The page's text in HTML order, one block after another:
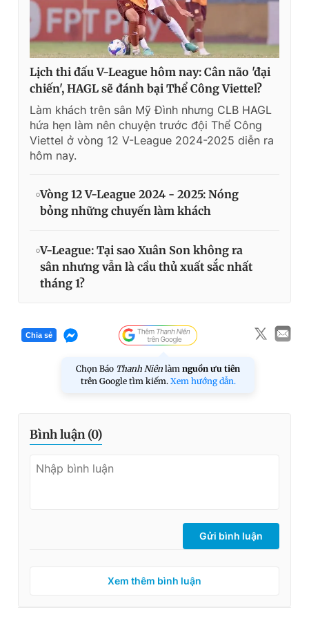
Lịch thi đấu V-League hôm nay: Cân não 'đại
chiến', HAGL sẽ đánh bại Thể Công Viettel?
Làm khách trên sân Mỹ Đình nhưng CLB HAGL
hứa hẹn làm nên chuyện trước đội Thể Công
Viettel ở vòng 12 V-League 2024-2025 diễn ra
hôm nay.
Vòng 12 V-League 2024 - 2025: Nóng
bỏng những chuyến làm khách
V-League: Tại sao Xuân Son không ra
sân nhưng vẫn là cầu thủ xuất sắc nhất
tháng 1?
Chia sẻ
Chọn Báo Thanh Niên làm nguồn ưu tiên
trên Google tìm kiếm. Xem hướng dẫn.
Bình luận (0)
Gửi bình luận
Xem thêm bình luận